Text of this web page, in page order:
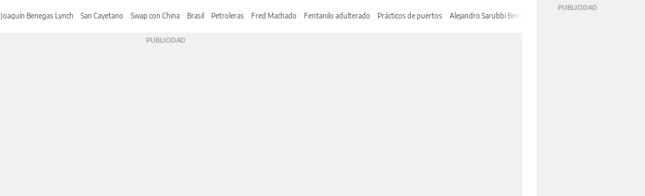
Joaquín Benegas Lynch San Cayetano Swap con China Brasil Petroleras Fred Machado Fentanilo adulterado Prácticos de puertos Alejandro Sarubbi Benítez